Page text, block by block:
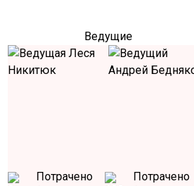
Ведущие
Потрачено
Потрачено